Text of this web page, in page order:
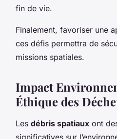
fin de vie.
Finalement, favoriser une
ces défis permettra de
missions spatiales.
Impact
Éthique des
Les débris spatiaux ont
significatives sur